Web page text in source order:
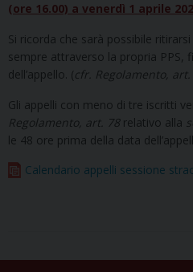
(ore 16.00) a venerdì 1 aprile
Si ricorda che sarà possibile
sempre attraverso la propria PPS,
dell’appello. (cfr. Regolamento,
Gli appelli con meno di tre iscritti
Regolamento, art. 78 relativo alla
le 48 ore prima della data
Calendario appelli sessione